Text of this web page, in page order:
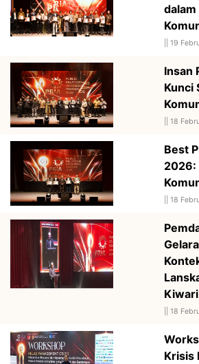
19
Insan
Kunci
18
Best
2026:
18
Kiwari
18
Krisis